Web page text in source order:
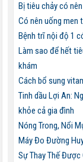
Bị tiêu chảy có
Có nên uống men
Bệnh trĩ nội độ 1
Làm sao để hết
khám
Cách bổ sung
Tinh dầu Lợi An:
khỏe cả gia đình
Nóng Trong, Nổi
Máy Đo Đường
Sự Thay Thế Được